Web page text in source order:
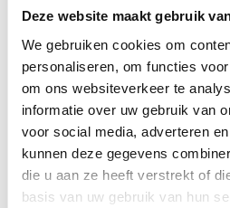
Deze website maakt gebruik
We gebruiken cookies om
personaliseren, om functies
om ons websiteverkeer te
informatie over uw gebruik van
voor social media, adverteren
kunnen deze gegevens
die u aan ze heeft verstrekt of
basis van uw gebruik van hun
HARPS
50 paar, 6.5, beige
3 tot 5 werkdagen